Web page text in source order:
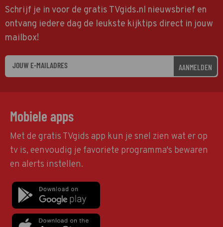
Schrijf je in voor de gratis TVgids.nl nieuwsbrief en
ontvang iedere dag de leukste kijktips direct in jouw
mailbox!
AANMELDEN
Mobiele apps
Met de gratis TVgids app kun je snel zien wat er op
tv is, eenvoudig je favoriete programma's bewaren
en alerts instellen.